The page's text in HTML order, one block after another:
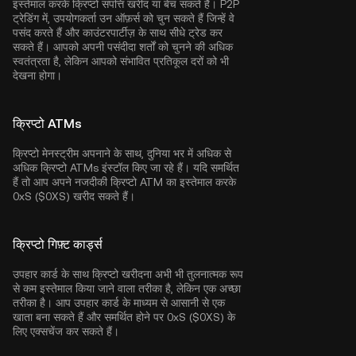
इस्तेमाल करके क्रिप्टो संपत्ति खरीद या बेच सकते हैं। P2P
ट्रेडिंग में, उपयोगकर्ता उन ऑफ़र्स को चुन सकते हैं जिन्हें वे
पसंद करते हैं और काउंटरपार्टीज़ के साथ सीधे ट्रेड कर
सकते हैं। आपको अपनी पसंदीदा शर्तों को चुनने की अधिक
स्वतंत्रता है, लेकिन आपको संभावित प्रतिकूल दरों को भी
देखना होगा।
क्रिप्टो ATMs
क्रिप्टो मेनस्ट्रीम अपनाने के साथ, दुनिया भर में अधिक से
अधिक क्रिप्टो ATMs इंस्टॉल किए जा रहे हैं। यदि समर्थित
हैं तो आप अपने नजदीकी क्रिप्टो ATM का इस्तेमाल करके
0xS ($0XS) खरीद सकते हैं।
क्रिप्टो गिफ़्ट कार्ड्स
उपहार कार्ड के साथ क्रिप्टो खरीदना अभी भी तुलनात्मक रूप
से कम इस्तेमाल किया जाने वाला तरीका है, लेकिन एक अच्छा
तरीका है। आप उपहार कार्ड के माध्यम से आसानी से एक
खाता बना सकते हैं और समर्थित होने पर 0xS ($0XS) के
लिए एक्सचेंज कर सकते हैं।